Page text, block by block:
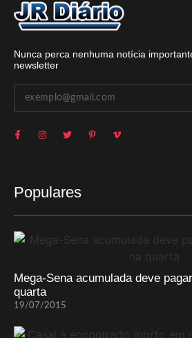
Nunca perca nenhuma notícia
newsletter
Populares
Mega-Sena acumulada deve
quarta
19/07/2015